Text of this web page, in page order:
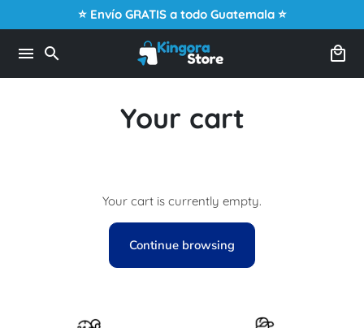
to
⭐ Envío GRATIS a todo Guatemala ⭐
menu search local_mall
Your cart
Your cart is currently empty.
Continue browsing